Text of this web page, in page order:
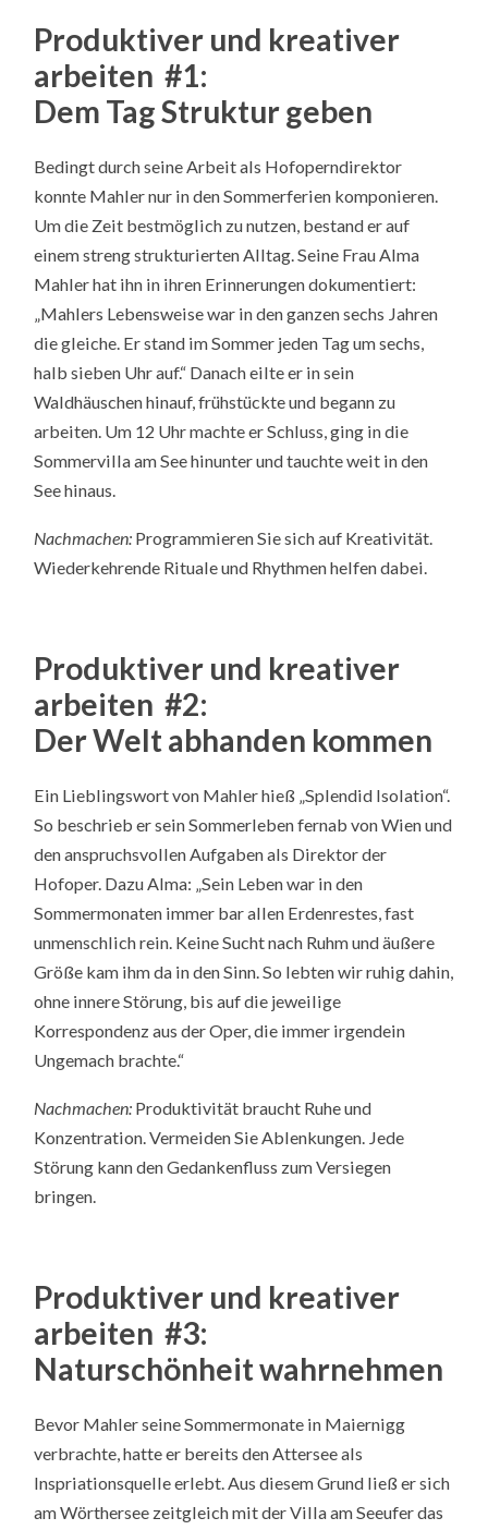
Produktiver und kreativer
arbeiten #1:
Dem Tag Struktur geben
Bedingt durch seine Arbeit als Hofoperndirektor
konnte Mahler nur in den Sommerferien komponieren.
Um die Zeit bestmöglich zu nutzen, bestand er auf
einem streng strukturierten Alltag. Seine Frau Alma
Mahler hat ihn in ihren Erinnerungen dokumentiert:
„Mahlers Lebensweise war in den ganzen sechs Jahren
die gleiche. Er stand im Sommer jeden Tag um sechs,
halb sieben Uhr auf.“ Danach eilte er in sein
Waldhäuschen hinauf, frühstückte und begann zu
arbeiten. Um 12 Uhr machte er Schluss, ging in die
Sommervilla am See hinunter und tauchte weit in den
See hinaus.
Nachmachen: Programmieren Sie sich auf Kreativität.
Wiederkehrende Rituale und Rhythmen helfen dabei.
Produktiver und kreativer
arbeiten #2:
Der Welt abhanden kommen
Ein Lieblingswort von Mahler hieß „Splendid Isolation“.
So beschrieb er sein Sommerleben fernab von Wien und
den anspruchsvollen Aufgaben als Direktor der
Hofoper. Dazu Alma: „Sein Leben war in den
Sommermonaten immer bar allen Erdenrestes, fast
unmenschlich rein. Keine Sucht nach Ruhm und äußere
Größe kam ihm da in den Sinn. So lebten wir ruhig dahin,
ohne innere Störung, bis auf die jeweilige
Korrespondenz aus der Oper, die immer irgendein
Ungemach brachte.“
Nachmachen: Produktivität braucht Ruhe und
Konzentration. Vermeiden Sie Ablenkungen. Jede
Störung kann den Gedankenfluss zum Versiegen
bringen.
Produktiver und kreativer
arbeiten #3:
Naturschönheit wahrnehmen
Bevor Mahler seine Sommermonate in Maiernigg
verbrachte, hatte er bereits den Attersee als
Inspriationsquelle erlebt. Aus diesem Grund ließ er sich
am Wörthersee zeitgleich mit der Villa am Seeufer das